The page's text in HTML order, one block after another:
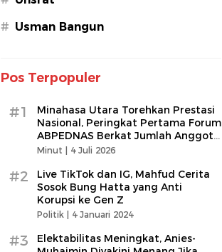
# Usman Bangun
Pos Terpopuler
#1
Minahasa Utara Torehkan Prestasi
Nasional, Peringkat Pertama Forum
ABPEDNAS Berkat Jumlah Anggota
Terbanyak
Minut | 4 Juli 2026
#2
Live TikTok dan IG, Mahfud Cerita
Sosok Bung Hatta yang Anti
Korupsi ke Gen Z
Politik | 4 Januari 2024
#3
Elektabilitas Meningkat, Anies-